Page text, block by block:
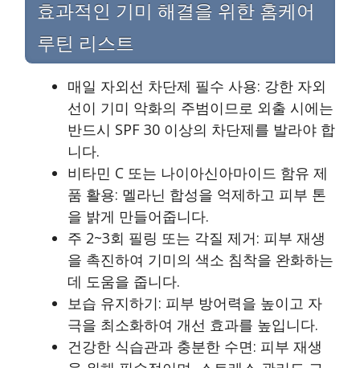
효과적인 기미 해결을 위한 홈케어
루틴 리스트
매일 자외선 차단제 필수 사용: 강한 자외
선이 기미 악화의 주범이므로 외출 시에는
반드시 SPF 30 이상의 차단제를 발라야 합
니다.
비타민 C 또는 나이아신아마이드 함유 제
품 활용: 멜라닌 합성을 억제하고 피부 톤
을 밝게 만들어줍니다.
주 2~3회 필링 또는 각질 제거: 피부 재생
을 촉진하여 기미의 색소 침착을 완화하는
데 도움을 줍니다.
보습 유지하기: 피부 방어력을 높이고 자
극을 최소화하여 개선 효과를 높입니다.
건강한 식습관과 충분한 수면: 피부 재생